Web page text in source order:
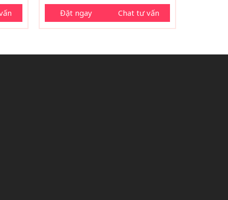
Đặt ngay Chat tư vấn